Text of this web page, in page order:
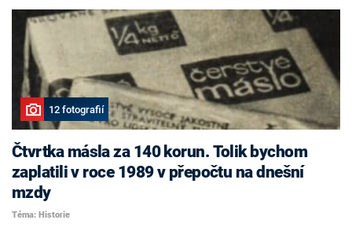
12 fotografií
Čtvrtka másla za 140 korun. Tolik bychom
zaplatili v roce 1989 v přepočtu na dnešní
mzdy
Téma: Historie